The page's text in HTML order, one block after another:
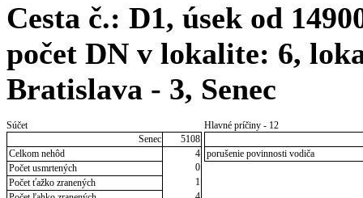
Cesta č.: D1, úsek od
počet DN v lokalite: 6,
Bratislava - 3, Senec
Súčet
Senec
5108
Celkom nehôd
4
Počet usmrtených
0
Počet ťažko zranených
1
Hlavné príčiny - 12
porušenie povinnosti vodiča